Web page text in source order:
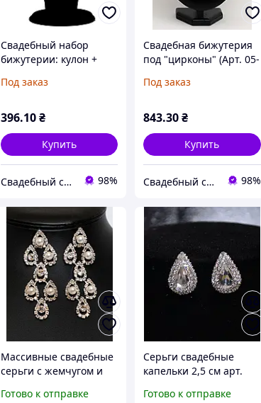
Свадебный набор
бижутерии: кулон +
Под заказ
396.10₴
Купить
Свадебный салон "ПРИНЦЕССА" 98%
Свадебная бижутерия
под "цирконы" (Арт. 05-
Под заказ
843.30₴
Купить
Свадебный салон "ПРИНЦЕССА" 98%
Массивные свадебные
серьги с жемчугом и
Готово к отправке
Серьги свадебные
капельки 2,5 см арт.
Готово к отправке